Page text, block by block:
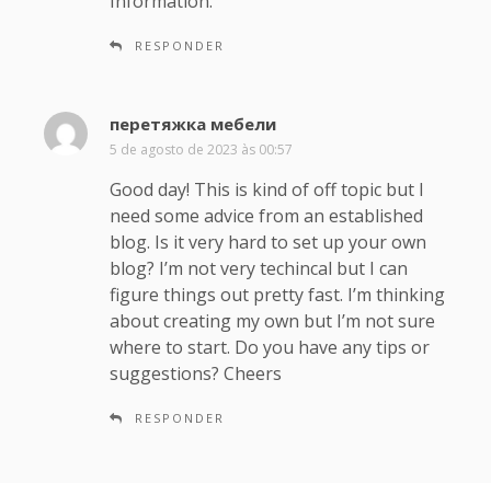
RESPONDER
перетяжка мебели
i
s
e
:
5 de agosto de 2023 às 00:57
Good day! This is kind of off topic but I
need some advice from an established
blog. Is it very hard to set up your own
blog? I’m not very techincal but I can
figure things out pretty fast. I’m thinking
about creating my own but I’m not sure
where to start. Do you have any tips or
suggestions? Cheers
RESPONDER